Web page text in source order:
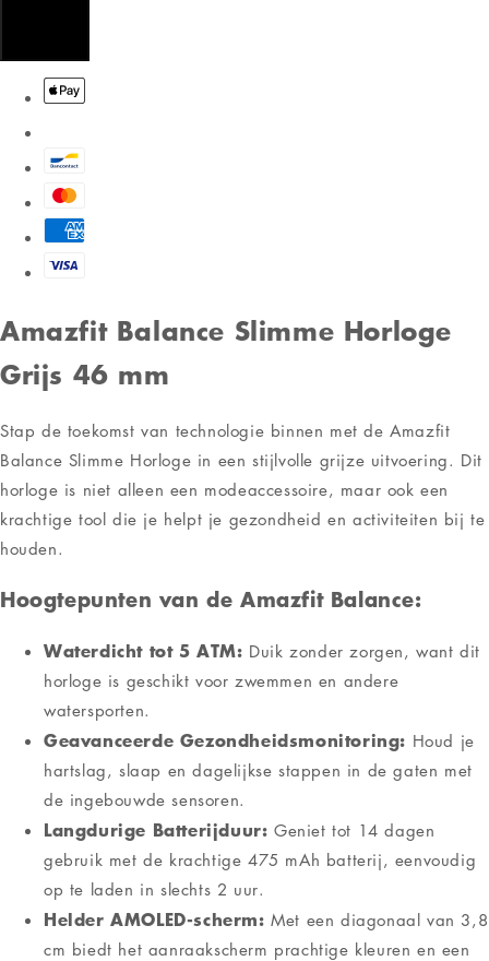
Amazfit Balance Slimme Horloge
Grijs 46 mm
Stap de toekomst van technologie binnen met de Amazfit
Balance Slimme Horloge in een stijlvolle grijze uitvoering. Dit
horloge is niet alleen een modeaccessoire, maar ook een
krachtige tool die je helpt je gezondheid en activiteiten bij te
houden.
Hoogtepunten van de Amazfit Balance:
Waterdicht tot 5 ATM: Duik zonder zorgen, want dit
horloge is geschikt voor zwemmen en andere
watersporten.
Geavanceerde Gezondheidsmonitoring: Houd je
hartslag, slaap en dagelijkse stappen in de gaten met
de ingebouwde sensoren.
Langdurige Batterijduur: Geniet tot 14 dagen
gebruik met de krachtige 475 mAh batterij, eenvoudig
op te laden in slechts 2 uur.
Helder AMOLED-scherm: Met een diagonaal van 3,8
cm biedt het aanraakscherm prachtige kleuren en een